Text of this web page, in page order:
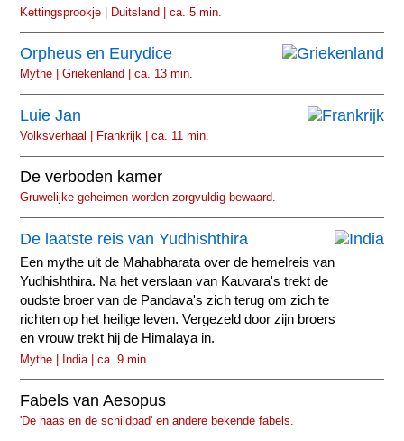
Kettingsprookje | Duitsland | ca. 5 min.
Orpheus en Eurydice
Mythe | Griekenland | ca. 13 min.
Luie Jan
Volksverhaal | Frankrijk | ca. 11 min.
De verboden kamer
Gruwelijke geheimen worden zorgvuldig bewaard.
De laatste reis van Yudhishthira
Een mythe uit de Mahabharata over de hemelreis van
Yudhishthira. Na het verslaan van Kauvara's trekt de
oudste broer van de Pandava's zich terug om zich te
richten op het heilige leven. Vergezeld door zijn broers
en vrouw trekt hij de Himalaya in.
Mythe | India | ca. 9 min.
Fabels van Aesopus
'De haas en de schildpad' en andere bekende fabels.